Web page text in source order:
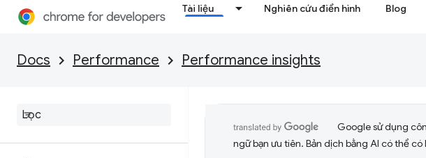
Tài liệu Nghiên cứu điển hình Blog
Docs Performance Performance insights
Google sử dụng
ngữ bạn ưu tiên. Bản dịch bằng AI có thể có